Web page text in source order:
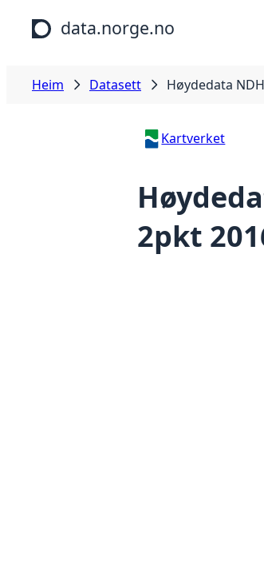
Hopp til hovudinnhald
data.norge.no
Heim Datasett Høydedata
Kartverket
2pkt